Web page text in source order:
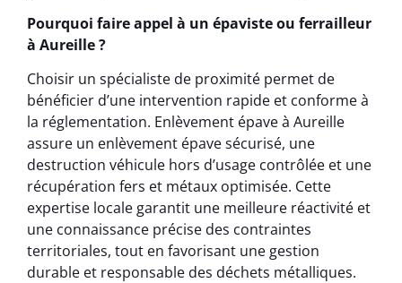
Pourquoi faire appel à un épaviste ou ferrailleur
à Aureille ?
Choisir un spécialiste de proximité permet de
bénéficier d’une intervention rapide et conforme à
la réglementation. Enlèvement épave à Aureille
assure un enlèvement épave sécurisé, une
destruction véhicule hors d’usage contrôlée et une
récupération fers et métaux optimisée. Cette
expertise locale garantit une meilleure réactivité et
une connaissance précise des contraintes
territoriales, tout en favorisant une gestion
durable et responsable des déchets métalliques.